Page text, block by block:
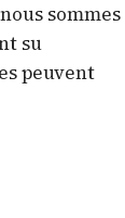
sommes
su
peuvent